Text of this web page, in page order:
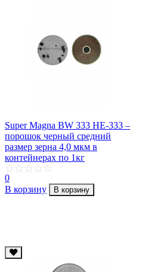
Super Magna BW 333 HE-333 –
порошок черный средний
размер зерна 4,0 мкм в
контейнерах по 1кг
0
В корзину
В корзину